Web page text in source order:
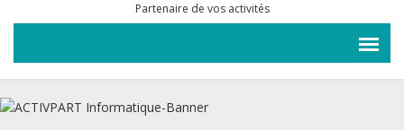
Partenaire de vos activités